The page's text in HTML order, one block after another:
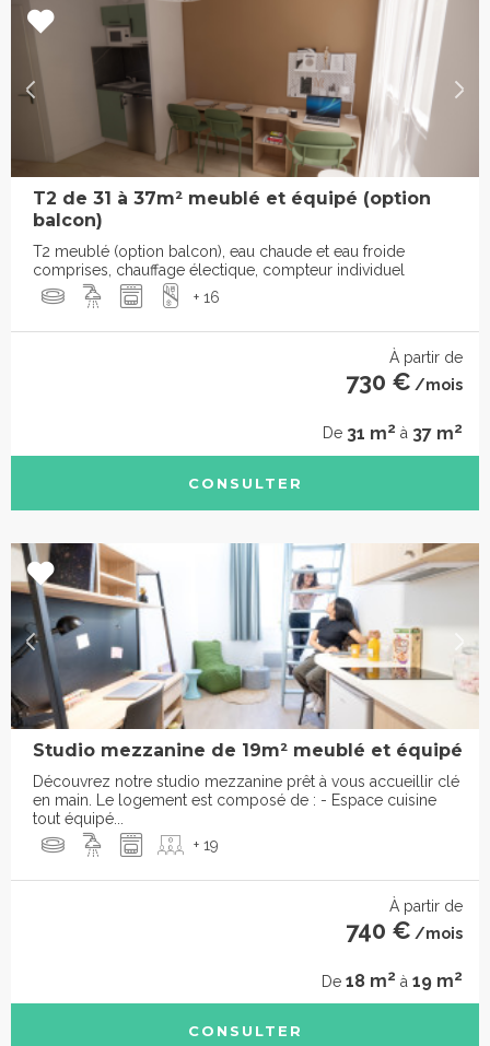
T2 de 31 à 37m² meublé et équipé (option
balcon)
T2 meublé (option balcon), eau chaude et eau froide
comprises, chauffage électique, compteur individuel
+ 16
À partir de
730 € /mois
De 31 m2 à 37 m2
CONSULTER
Studio mezzanine de 19m² meublé et équipé
Découvrez notre studio mezzanine prêt à vous accueillir clé
en main. Le logement est composé de : - Espace cuisine
tout équipé...
+ 19
À partir de
740 € /mois
De 18 m2 à 19 m2
CONSULTER